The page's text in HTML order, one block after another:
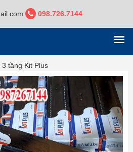
098.726.7144
3 tầng Kit Plus
Next